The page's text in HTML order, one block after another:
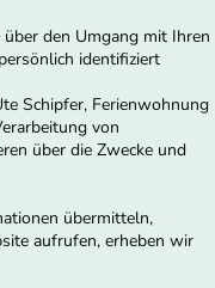
den Umgang mit Ihren
identifiziert
Schipfer, Ferienwohnung
von
über die Zwecke und
übermitteln,
aufrufen, erheben wir